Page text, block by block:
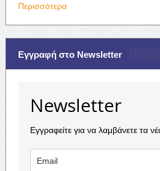
Περισσότερα
Εγγραφή στο Newsletter
Newsletter
Εγγραφείτε για να λαμβάνετε τα